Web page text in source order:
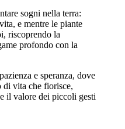
sogni nella terra:
e mentre le piante
riscoprendo la
profondo con la
e speranza, dove
di vita che fiorisce,
il valore dei piccoli gesti